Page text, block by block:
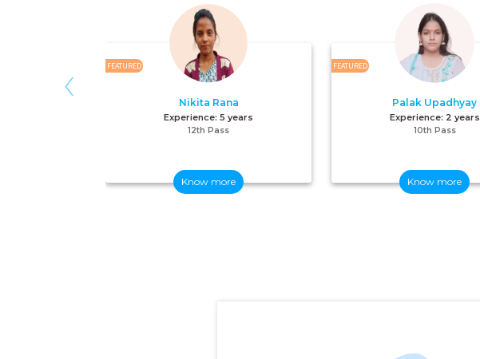
FEATURED
Nikita Rana
Experience:5 years
12th Pass
Know more
FEATURED
Palak Upadhyay
Experience: 2 years
10th Pass
Know more
‹